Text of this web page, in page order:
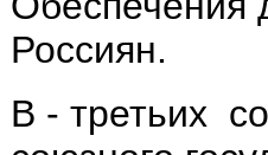
Россиян.
В - третьих